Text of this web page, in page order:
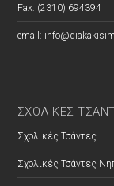
Fax: (2310) 694394
email:
ΣΧΟΛΙΚΕΣ
Σχολικές Τσάντες
Σχολικές Τσάντες